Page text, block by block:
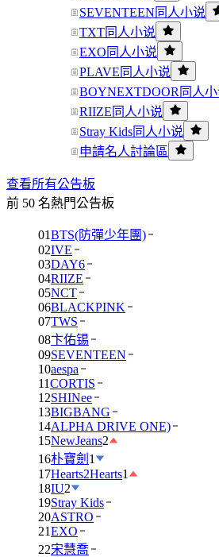
SEVENTEEN同人小说
TXT同人小说
EXO同人小说
PLAVE同人小说
BOYNEXTDOOR同人
RIIZE同人小说
Stray Kids同人小说
申請名人討論區
查看所有公告板
前 50 名熱門公告板
01BTS(防彈少年團)
02IVE
03DAY6
04RIIZE
05NCT
06BLACKPINK
07TWS
08卞佑锡
09SEVENTEEN
10aespa
11CORTIS
12SHINee
13BIGBANG
14ALPHA DRIVE ONE)
15NewJeans2
16朴寶劍 1
17Hearts2Hearts1
18IU2
19Stray Kids
20ASTRO
21EXO
22宋慧喬